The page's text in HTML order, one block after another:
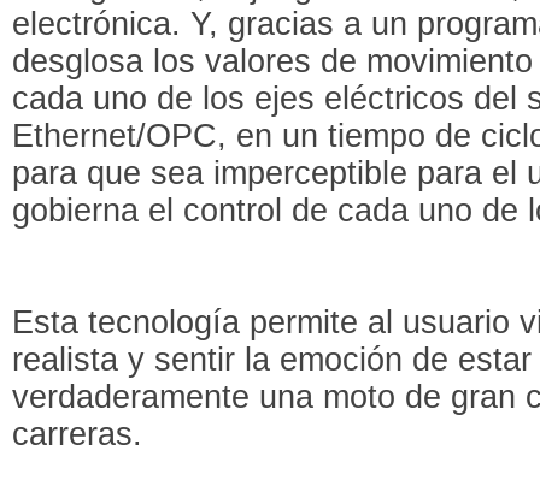
electrónica. Y, gracias a un
desglosa los valores de
cada uno de los ejes eléctricos del
Ethernet/OPC, en un tiempo de
para que sea imperceptible para el
gobierna el control de cada uno de
Esta tecnología permite al usuario
realista y sentir la emoción de
verdaderamente una moto de gran
carreras.